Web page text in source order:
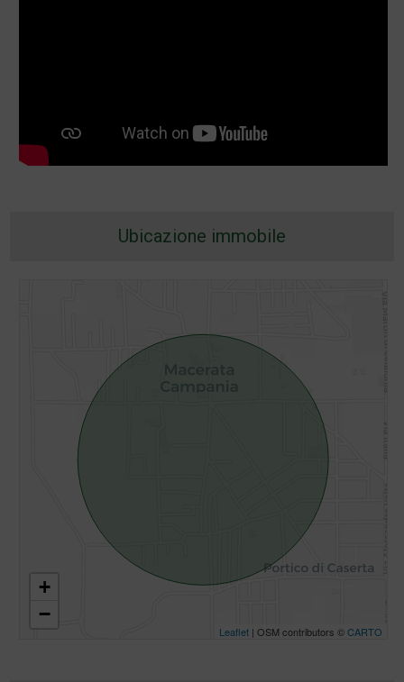
Ubicazione immobile
+
−
Leaflet| OSM contributors ©CARTO